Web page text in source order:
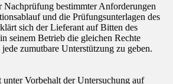
Nachprüfung bestimmter Anforderungen
und die Prüfungsunterlagen des
sich der Lieferant auf Bitten des
seinem Betrieb die gleichen Rechte
zumutbare Unterstützung zu geben.
Vorbehalt der Untersuchung auf